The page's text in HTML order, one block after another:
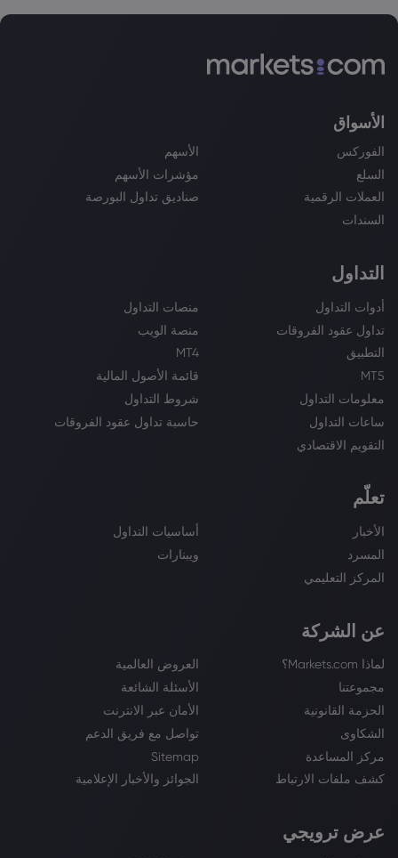
الأسواق
الفوركس
الأسهم
السلع
مؤشرات الأسهم
العملات الرقمية
صناديق تداول البورصة
السندات
التداول
أدوات التداول
منصات التداول
تداول عقود الفروقات
منصة الويب
التطبيق
MT4
MT5
قائمة الأصول المالية
معلومات التداول
شروط التداول
ساعات التداول
حاسبة تداول عقود الفروقات
التقويم الاقتصادي
تعلّم
الأخبار
أساسيات التداول
المسرد
ويبنارات
المركز التعليمي
عن الشركة
لماذا Markets.com؟
العروض العالمية
مجموعتنا
الأسئلة الشائعة
الحزمة القانونية
الأمان عبر الانترنت
الشكاوى
تواصل مع فريق الدعم
مركز المساعدة
Sitemap
كشف ملفات الارتباط
الجوائز والأخبار الإعلامية
عرض ترويجي